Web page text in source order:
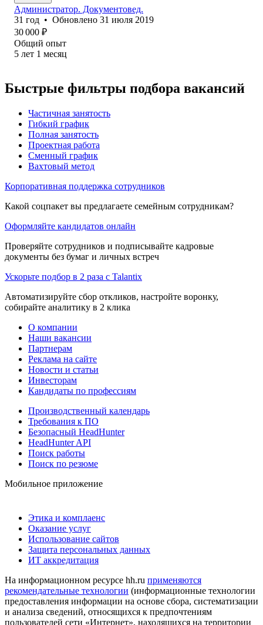
Администратор. Документовед.
31 год • Обновлено 31 июля 2019
30 000 ₽
Общий опыт
5 лет 1 месяц
Быстрые фильтры подбора вакансий
Частичная занятость
Гибкий график
Полная занятость
Проектная работа
Сменный график
Вахтовый метод
Корпоративная поддержка сотрудников
Какой соцпакет вы предлагаете семейным сотрудникам?
Оформляйте кандидатов онлайн
Проверяйте сотрудников и подписывайте кадровые
документы без бумаг и личных встреч
Ускорьте подбор в 2 раза с Talantix
Автоматизируйте сбор откликов, настройте воронку,
собирайте аналитику в 2 клика
О компании
Наши вакансии
Партнерам
Реклама на сайте
Новости и статьи
Инвесторам
Кандидаты по профессиям
Производственный календарь
Требования к ПО
Безопасный HeadHunter
HeadHunter API
Поиск работы
Поиск по резюме
Мобильное приложение
Этика и комплаенс
Оказание услуг
Использование сайтов
Защита персональных данных
ИТ аккредитация
На информационном ресурсе hh.ru применяются
рекомендательные технологии (информационные технологии
предоставления информации на основе сбора, систематизации
и анализа сведений, относящихся к предпочтениям
пользователей сети «Интернет», находящихся на территории